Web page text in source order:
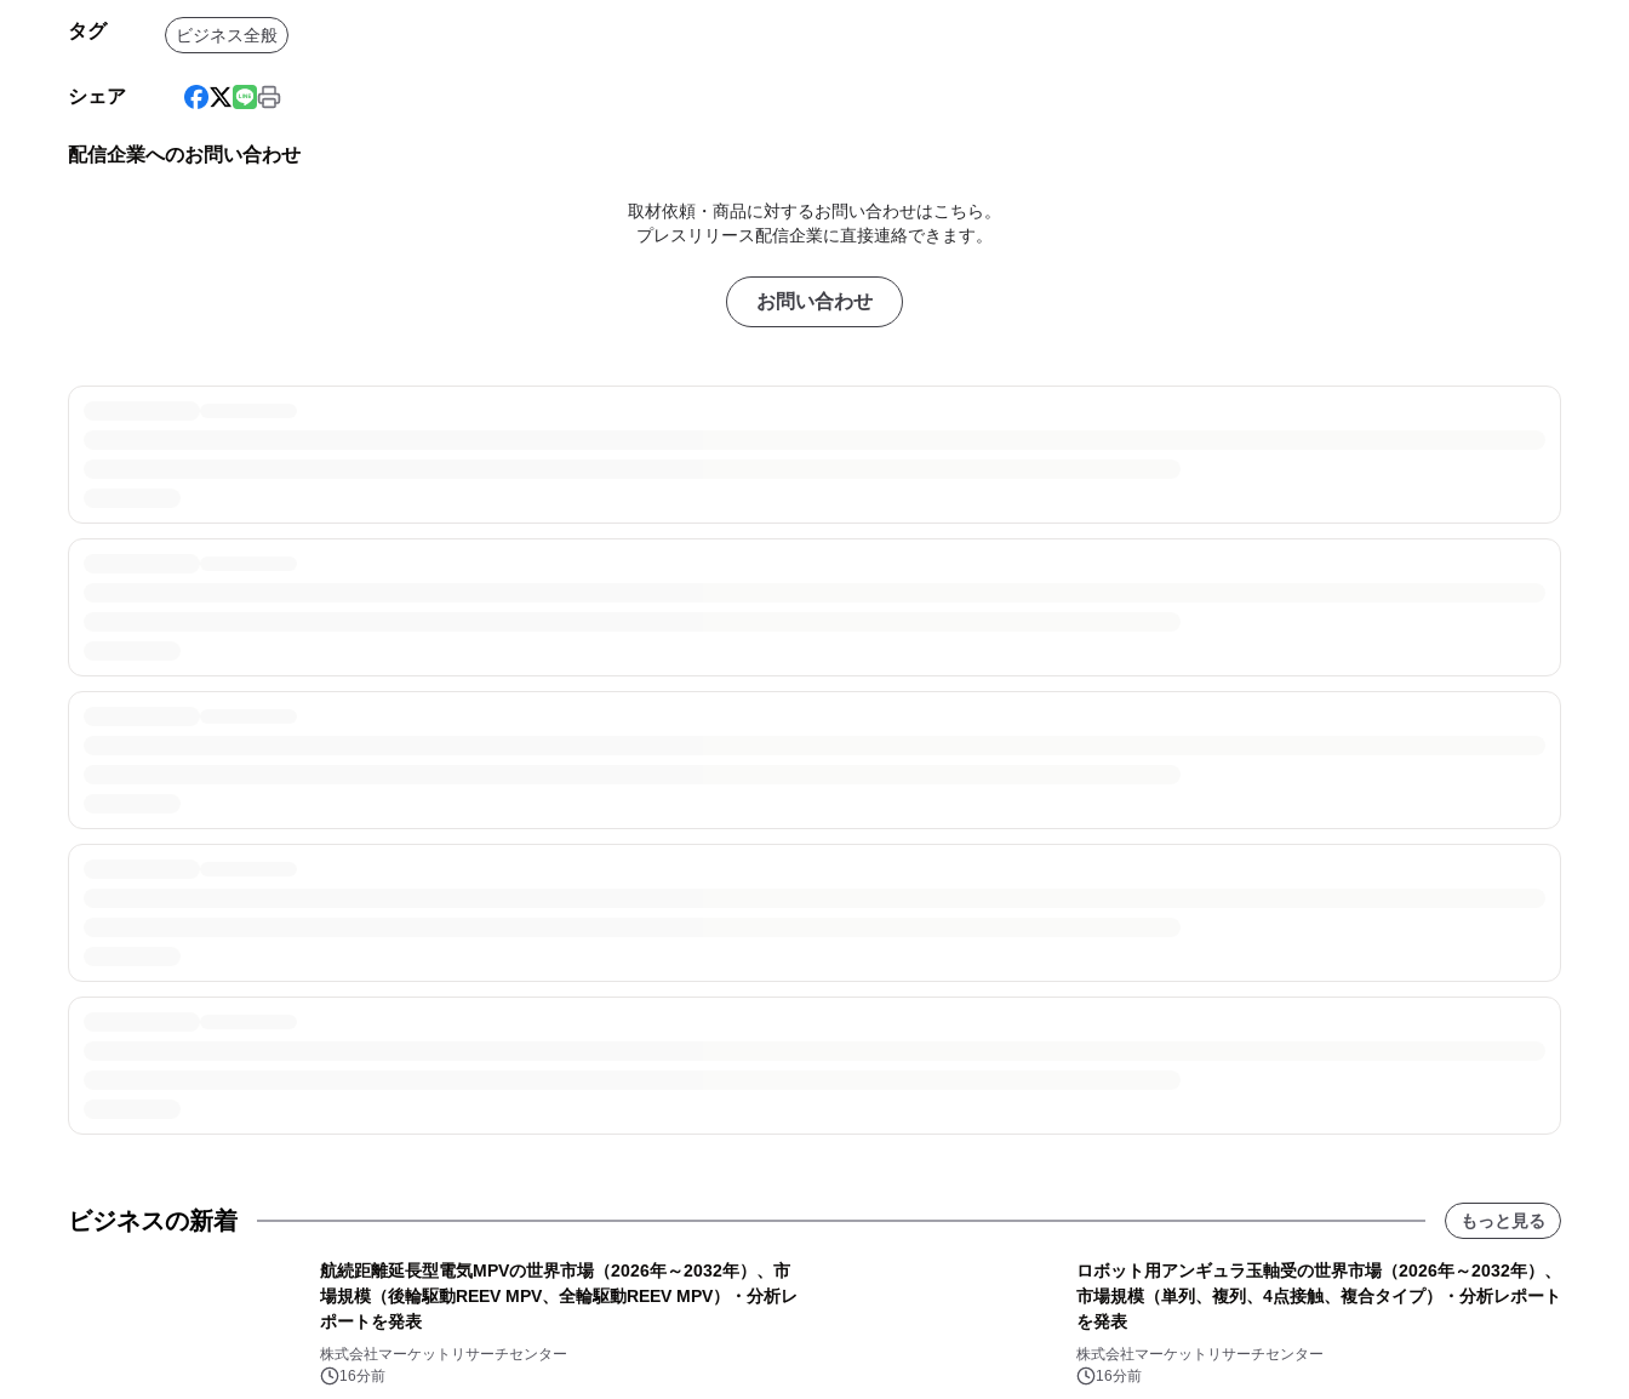
タグ ビジネス全般
シェア
配信企業へのお問い合わせ
取材依頼・商品に対するお問い合わせはこちら。
プレスリリース配信企業に直接連絡できます。
お問い合わせ
ビジネスの新着 もっと見る
航続距離延長型電気MPVの世界市場（2026年～2032年）、市
場規模（後輪駆動REEV MPV、全輪駆動REEV MPV）・分析レ
ポートを発表
株式会社マーケットリサーチセンター
16分前
ロボット用アンギュラ玉軸受の世界市場（2026年～2032年）、
市場規模（単列、複列、4点接触、複合タイプ）・分析レポート
を発表
株式会社マーケットリサーチセンター
16分前